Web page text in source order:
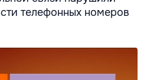
телефонных номеров